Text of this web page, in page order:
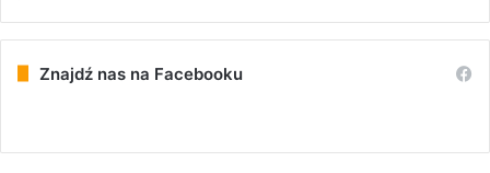
Znajdź nas na Facebooku